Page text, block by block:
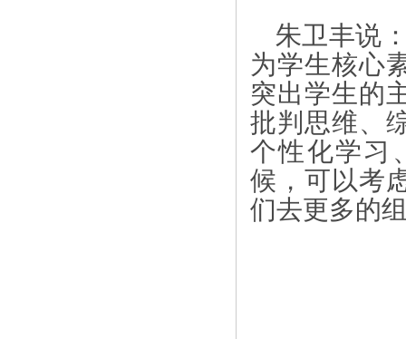
朱卫丰说
为学生核心
突出学生的
批判思维、
个性化学习
候，可以考
们去更多的